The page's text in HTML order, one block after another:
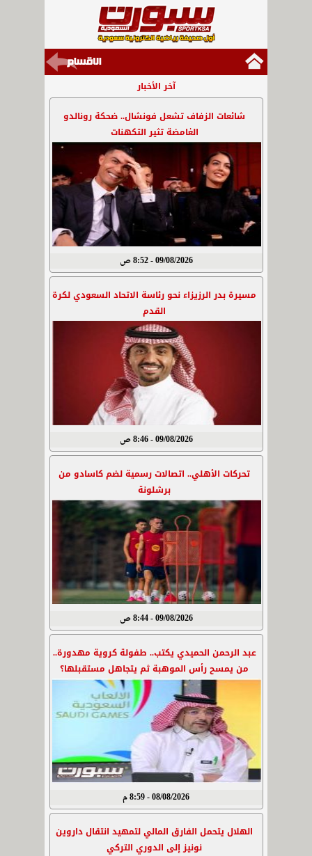
آخر الأخبار
شائعات الزفاف تشعل فونشال.. ضحكة رونالدو
الغامضة تثير التكهنات
09/08/2026 - 8:52 ص
مسيرة بدر الرزيزاء نحو رئاسة الاتحاد السعودي لكرة
القدم
09/08/2026 - 8:46 ص
تحركات الأهلي.. اتصالات رسمية لضم كاسادو من
برشلونة
09/08/2026 - 8:44 ص
عبد الرحمن الحميدي يكتب.. طفولة كروية مهدورة..
من يمسح رأس الموهبة ثم يتجاهل مستقبلها؟
08/08/2026 - 8:59 م
الهلال يتحمل الفارق المالي لتمهيد انتقال داروين
نونيز إلى الدوري التركي